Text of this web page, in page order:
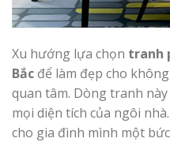
Xu hướng lựa chọn tranh
Bắc để làm đẹp cho
quan tâm. Dòng tranh
mọi diện tích của ngôi
cho gia đình mình một